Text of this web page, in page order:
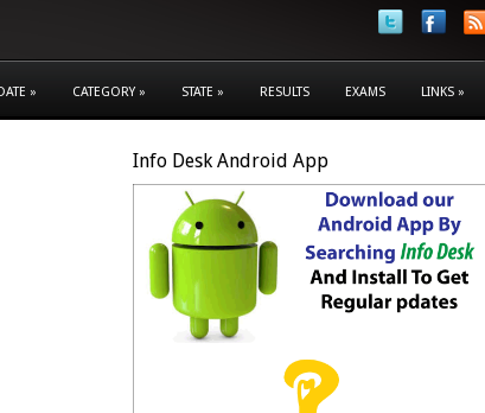
» CATEGORY » STATE » RESULTS EXAMS LINKS »
Info Desk Android App